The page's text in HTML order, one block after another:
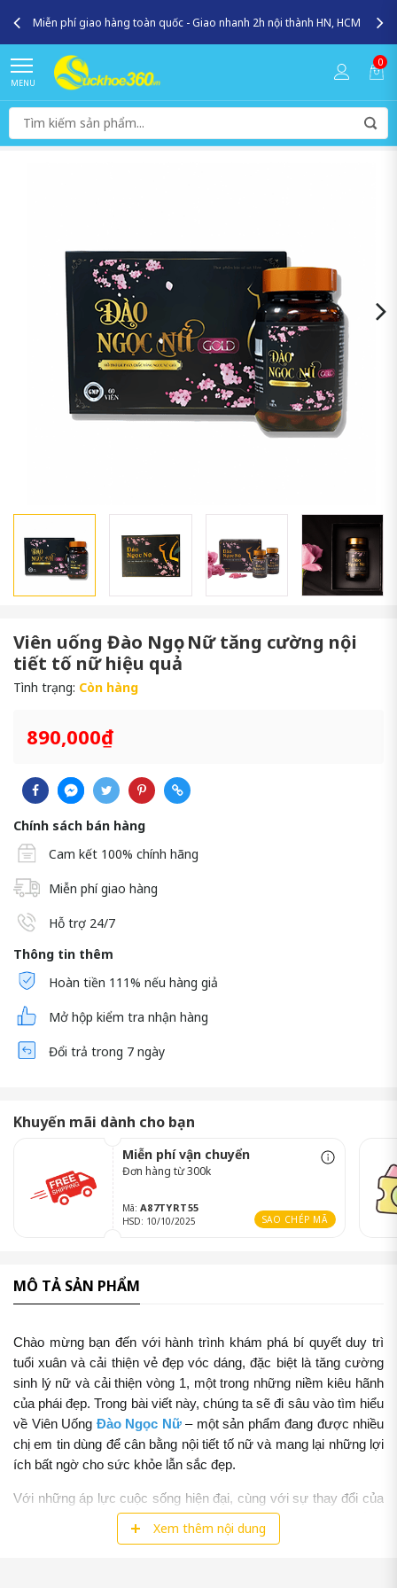
Miễn phí giao hàng toàn quốc - Giao nhanh 2h nội thành HN, HCM
MENU
0
Viên uống Đào Ngọc Nữ tăng cường nội
tiết tố nữ hiệu quả
Tình trạng: Còn hàng
890,000₫
Chính sách bán hàng
Cam kết 100% chính hãng
Miễn phí giao hàng
Hỗ trợ 24/7
Thông tin thêm
Hoàn tiền 111% nếu hàng giả
Mở hộp kiểm tra nhận hàng
Đổi trả trong 7 ngày
Khuyến mãi dành cho bạn
Miễn phí vận chuyển
Đơn hàng từ 300k
Mã: A87TYRT55
HSD: 10/10/2025 SAO CHÉP MÃ
MÔ TẢ SẢN PHẨM
Chào mừng bạn đến với hành trình khám phá bí quyết duy trì
tuổi xuân và cải thiện vẻ đẹp vóc dáng, đặc biệt là tăng cường
sinh lý nữ và cải thiện vòng 1, một trong những niềm kiêu hãnh
của phái đẹp. Trong bài viết này, chúng ta sẽ đi sâu vào tìm hiểu
về Viên Uống Đào Ngọc Nữ – một sản phẩm đang được nhiều
chị em tin dùng để cân bằng nội tiết tố nữ và mang lại những lợi
ích bất ngờ cho sức khỏe lẫn sắc đẹp.
Với những áp lực cuộc sống hiện đại, cùng với sự thay đổi của
thời gian và quá trình lão hóa tự nhiên, việc duy trì sự cân bằng
nội tiết tố trở nên vô cùng quan trọng. Một khi nội tiết tố được
Xem thêm nội dung